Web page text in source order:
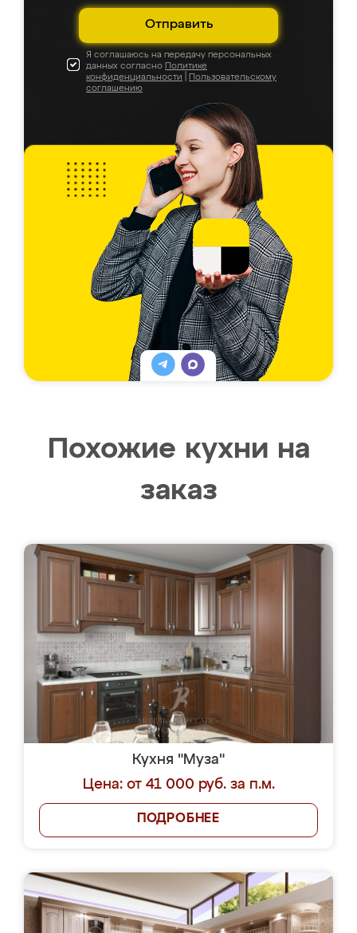
Отправить
Я соглашаюсь на передачу персональных
данных согласно Политике
конфиденциальности
Пользовательскому
соглашению
Похожие кухни на
заказ
Кухня "Муза"
Цена: от 41 000 руб. за п.м.
ПОДРОБНЕЕ